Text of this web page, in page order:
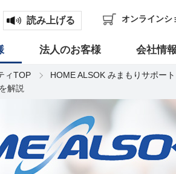
読み上げる オンラインシ
法人のお客様 会社情報
ィTOP HOME ALSOK みまもりサポー
解説